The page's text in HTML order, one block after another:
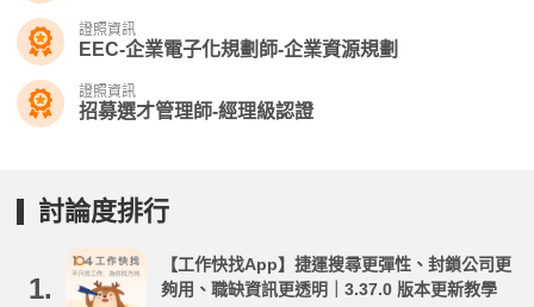
證照資訊
EEC-企業電子化規劃師-企業資源規劃
證照資訊
招募選才管理師-經理級認證
討論度排行
1.
【工作快找App】捷運搜尋更彈性、封鎖公司更
夠用、職缺資訊更透明｜3.37.0 版本更新教學